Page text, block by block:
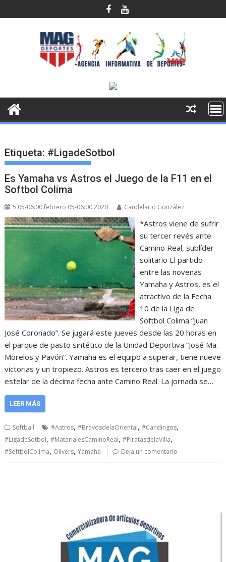
al
Etiqueta: #LigadeSotbol
Es Yamaha vs Astros el Juego de la F11 en el
Softbol Colima
5 05-06:00 febrero 05-06:00 2020 Candelario González
*Astros viene de sufrir
su tercer revés ante
Camino Real, sublíder
solitario El partido
entre las novenas
Yamaha y Astros, es el
atractivo de la Fecha
10 de la Liga de
Softbol Colima “Juan
José Coronado”. Se jugará este jueves desde las 20 horas en
el parque de pasto sintético de la Unidad Deportiva “José Ma.
Morelos y Pavón”. Yamaha es el equipo a superar, tiene nueve
victorias y un tropiezo. Astros es tercero tras caer en el juego
estelar de la décima fecha ante Camino Real. La jornada se…
LEER MÁS
Softball #Astros,#BravosdelaOriental,#Candingos,
#LigadeSotbol,#MaterialesCaminoReal,#PiratasdelaVilla,
#SoftbolColima, Olivers,Yamaha Deja un comentario